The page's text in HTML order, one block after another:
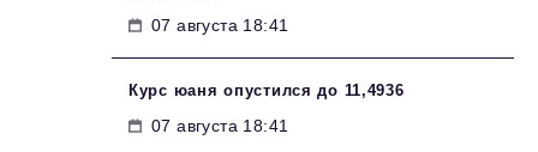
07 августа 18:41
Курс юаня опустился до 11,4936
07 августа 18:41